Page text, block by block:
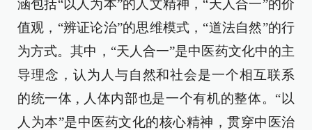
涵包括“以人为本”的人文精神，“天人合一”的价
值观，“辨证论治”的思维模式，“道法自然”的行
为方式。其中，“天人合一”是中医药文化中的主
导理念，认为人与自然和社会是一个相互联系
的统一体 , 人体内部也是一个有机的整体。“以
人为本”是中医药文化的核心精神，贯穿中医治